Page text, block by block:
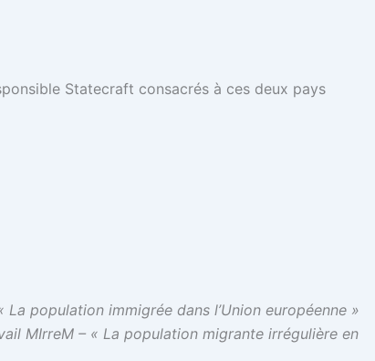
Statecraft consacrés à ces deux pays
population immigrée dans l’Union européenne »
MIrreM – « La population migrante irrégulière en